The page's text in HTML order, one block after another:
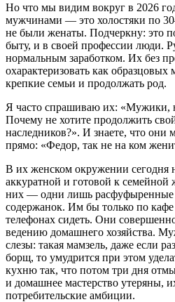
Но что мы видим вокруг в 2026
мужчинами — это холостяки по
не были женаты. Подчеркну: это
быту, и в своей профессии люди.
нормальным заработком. Их без
охарактеризовать как
крепкие семьи и продолжать род.
Я часто спрашиваю их: «Мужики,
Почему не хотите продолжить
наследников?». И знаете, что они
прямо: «Федор, так не на ком
В их женском окружении сегодня
аккуратной и готовой к
них — одни лишь расфуфыренные
содержанок. Им бы только по кафе
телефонах сидеть. Они
ведению домашнего хозяйства.
слезы: такая мамзель, даже если
борщ, то умудрится при этом
кухню так, что потом три дня
и домашнее мастерство утеряны,
потребительские амбиции.